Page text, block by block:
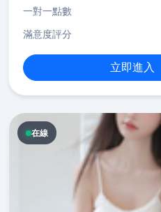
一對一點數
滿意度評分
立即進入
在線